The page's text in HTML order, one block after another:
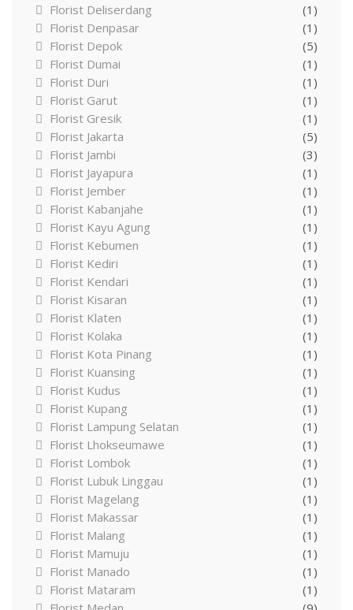
Florist Deliserdang
(1)
Florist Denpasar
(1)
Florist Depok
(5)
Florist Dumai
(1)
Florist Duri
(1)
Florist Garut
(1)
Florist Gresik
(1)
Florist Jakarta
(5)
Florist Jambi
(3)
Florist Jayapura
(1)
Florist Jember
(1)
Florist Kabanjahe
(1)
Florist Kayu Agung
(1)
Florist Kebumen
(1)
Florist Kediri
(1)
Florist Kendari
(1)
Florist Kisaran
(1)
Florist Klaten
(1)
Florist Kolaka
(1)
Florist Kota Pinang
(1)
Florist Kuansing
(1)
Florist Kudus
(1)
Florist Kupang
(1)
Florist Lampung Selatan
(1)
Florist Lhokseumawe
(1)
Florist Lombok
(1)
Florist Lubuk Linggau
(1)
Florist Magelang
(1)
Florist Makassar
(1)
Florist Malang
(1)
Florist Mamuju
(1)
Florist Manado
(1)
Florist Mataram
(1)